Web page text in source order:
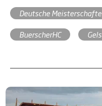
Deutsche
BuerscherHC